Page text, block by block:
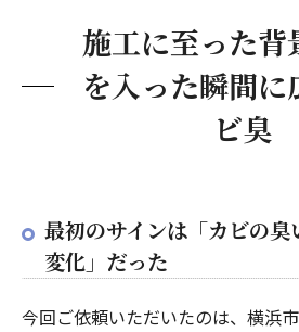
施工に至った背
を入った瞬間に
ビ臭
最初のサインは「カビの
変化」だった
今回ご依頼いただいたのは、横浜